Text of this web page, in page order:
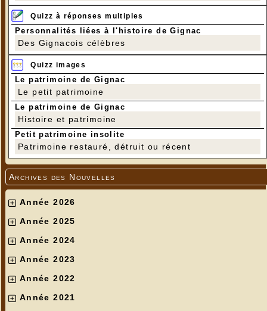
Quizz à réponses multiples
Personnalités liées à l'histoire de Gignac
Des Gignacois célèbres
Quizz images
Le patrimoine de Gignac
Le petit patrimoine
Le patrimoine de Gignac
Histoire et patrimoine
Petit patrimoine insolite
Patrimoine restauré, détruit ou récent
Archives des Nouvelles
Année 2026
Année 2025
Année 2024
Année 2023
Année 2022
Année 2021